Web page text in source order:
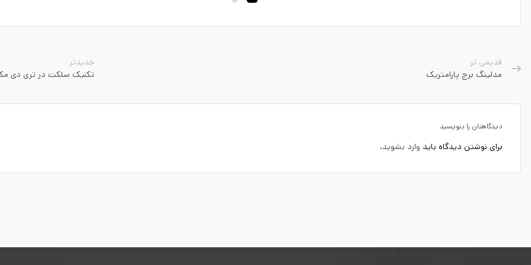
قدیمی تر
مدلینگ برج پارامتریک
جدیدتر
تکنیک سلکت در تری دی
دیدگاهتان را بنویسید
برای نوشتن دیدگاه باید وارد بشوید.